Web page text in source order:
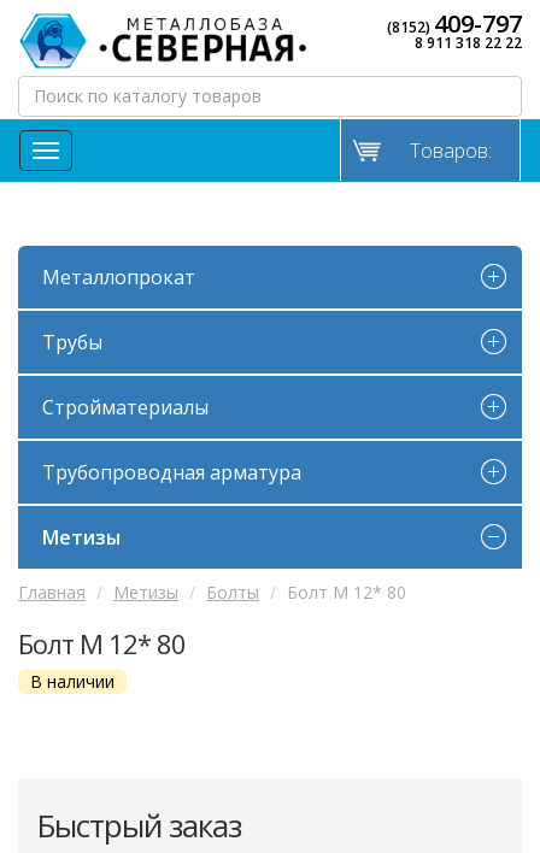
(8152) 409-797
8 911 318 22 22
МЕНЮ Товаров:
Металлопрокат
Трубы
Стройматериалы
Трубопроводная арматура
Метизы
Главная Метизы Болты Болт М 12* 80
Болт М 12* 80
В наличии
Быстрый заказ